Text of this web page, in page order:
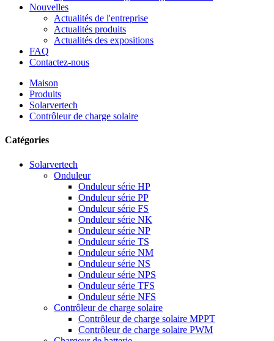
Nouvelles
Actualités de l'entreprise
Actualités produits
Actualités des expositions
FAQ
Contactez-nous
Maison
Produits
Solarvertech
Contrôleur de charge solaire
Catégories
Solarvertech
Onduleur
Onduleur série HP
Onduleur série PP
Onduleur série FS
Onduleur série NK
Onduleur série NP
Onduleur série TS
Onduleur série NM
Onduleur série NS
Onduleur série NPS
Onduleur série TFS
Onduleur série NFS
Contrôleur de charge solaire
Contrôleur de charge solaire MPPT
Contrôleur de charge solaire PWM